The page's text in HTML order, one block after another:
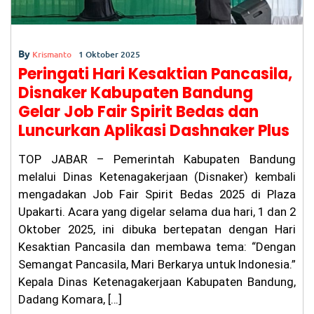
By Krismanto 1 Oktober 2025
​Peringati Hari Kesaktian Pancasila,
Disnaker Kabupaten Bandung
Gelar Job Fair Spirit Bedas dan
Luncurkan Aplikasi Dashnaker Plus
​TOP JABAR – Pemerintah Kabupaten Bandung
melalui Dinas Ketenagakerjaan (Disnaker) kembali
mengadakan Job Fair Spirit Bedas 2025 di Plaza
Upakarti. Acara yang digelar selama dua hari, 1 dan 2
Oktober 2025, ini dibuka bertepatan dengan Hari
Kesaktian Pancasila dan membawa tema: “Dengan
Semangat Pancasila, Mari Berkarya untuk Indonesia.”
​Kepala Dinas Ketenagakerjaan Kabupaten Bandung,
Dadang Komara, […]